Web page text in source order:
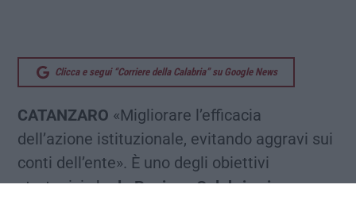
Clicca e segui “Corriere della Calabria” su Google News
CATANZARO «Migliorare l’efficacia
dell’azione istituzionale, evitando aggravi sui
conti dell’ente». È uno degli obiettivi
strategici chela Regione Calabria si pone per